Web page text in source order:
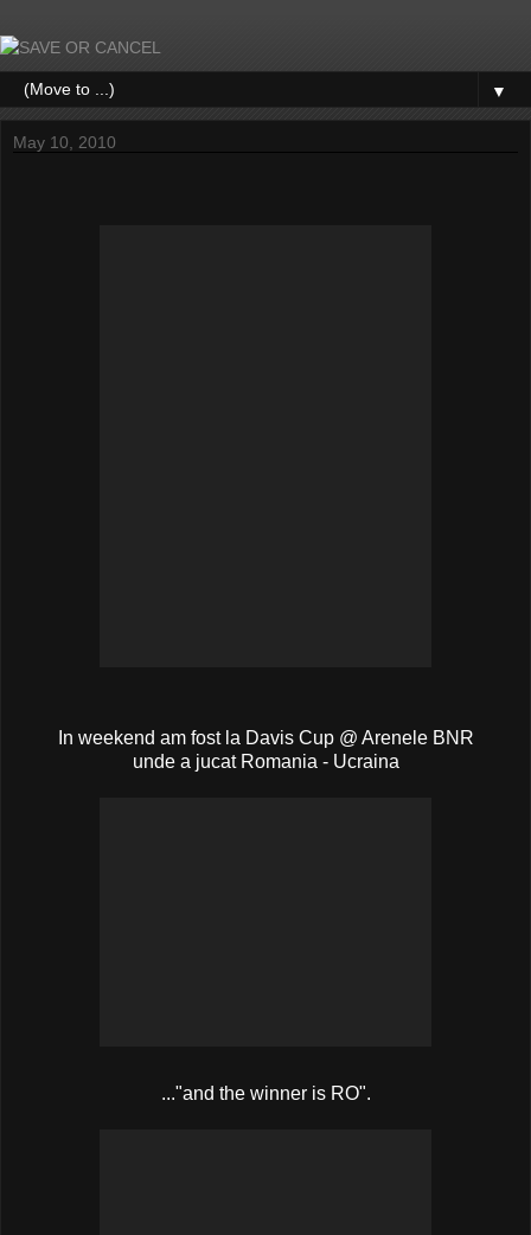
▼
May 10, 2010
In weekend am fost la Davis Cup @ Arenele BNR
unde a jucat Romania - Ucraina
..."and the winner is RO".